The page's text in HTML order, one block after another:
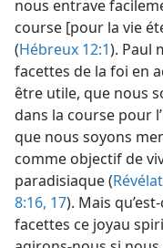
nous entrave
course [pour la vie
(Hébreux 12:1). Paul
facettes de la foi en
être utile, que nous
dans la course pour
que nous soyons
comme objectif de
paradisiaque (
8:16, 17). Mais
facettes ce joyau